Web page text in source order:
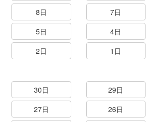
8日
7日
5日
4日
2日 1日
30日
29日
27日
26日